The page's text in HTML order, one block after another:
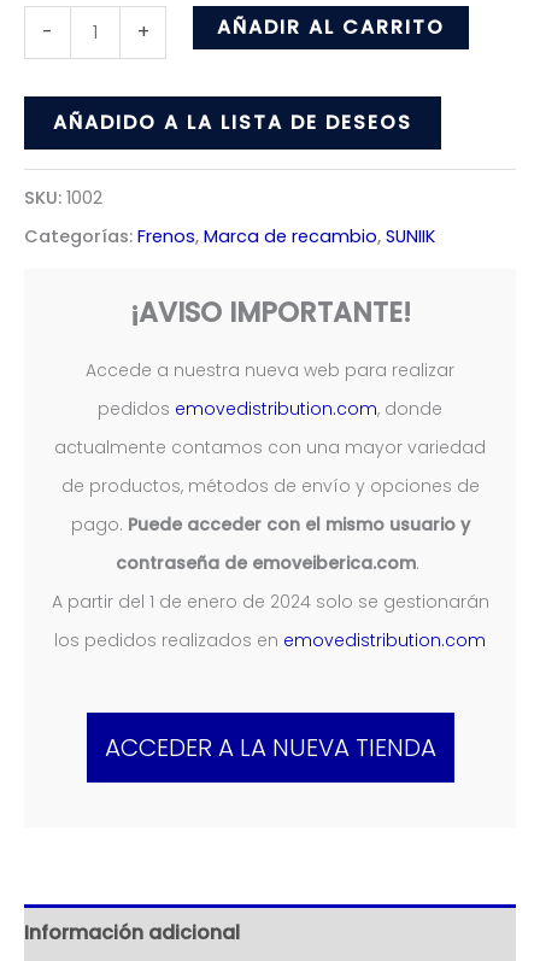
-
Pastilla
de
freno
de
hidráulico
+ AÑADIR AL CARRITO
AÑADIDO A LA LISTA DE DESEOS
SKU: 1002
Categorías: Frenos, Marca de recambio, SUNIIK
¡AVISO IMPORTANTE!
Accede a nuestra nueva web para realizar
pedidos emovedistribution.com, donde
actualmente contamos con una mayor variedad
de productos, métodos de envío y opciones de
pago. Puede acceder con el mismo usuario y
contraseña de emoveiberica.com.
A partir del 1 de enero de 2024 solo se gestionarán
los pedidos realizados en emovedistribution.com
ACCEDER A LA NUEVA TIENDA
Información adicional